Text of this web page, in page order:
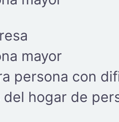
mayor
persona con
hogar de